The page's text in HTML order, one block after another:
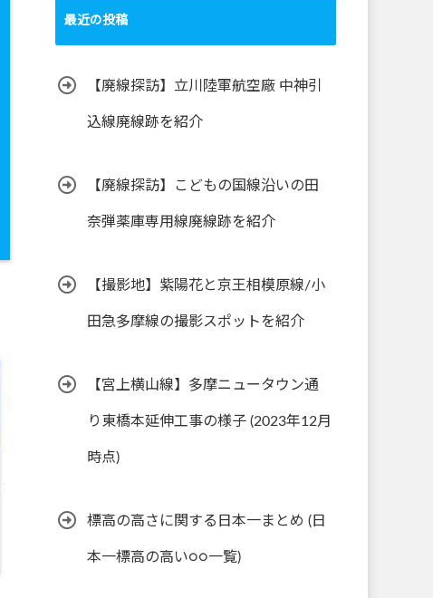
最近の投稿
【廃線探訪】立川陸軍航空廠 中神引
込線廃線跡を紹介
【廃線探訪】こどもの国線沿いの田
奈弾薬庫専用線廃線跡を紹介
【撮影地】紫陽花と京王相模原線/小
田急多摩線の撮影スポットを紹介
【宮上横山線】多摩ニュータウン通
り東橋本延伸工事の様子 (2023年12月
時点)
標高の高さに関する日本一まとめ (日
本一標高の高い○○一覧)